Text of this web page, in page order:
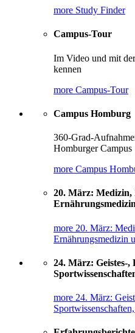
more Study Finder
Campus-Tour
Im Video und mit
kennen
more Campus-Tour
Campus Homburg
360-Grad-
Homburger Campus
more Campus
20. März: Medizin,
more 20. März:
Ernährungsmedizin
24. März: Geistes-,
more 24. März: